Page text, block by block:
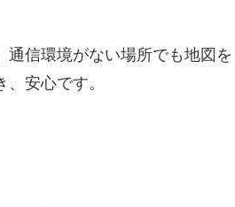
信環境がない場所でも地図を
安心です。